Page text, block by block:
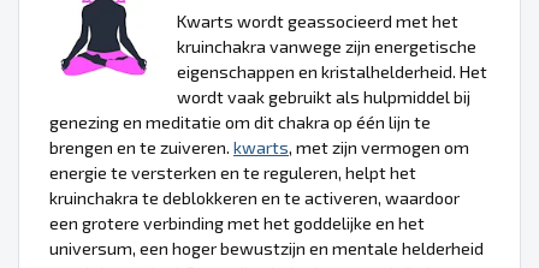
Kwarts wordt geassocieerd met het
kruinchakra vanwege zijn energetische
eigenschappen en kristalhelderheid. Het
wordt vaak gebruikt als hulpmiddel bij
genezing en meditatie om dit chakra op één lijn te
brengen en te zuiveren. kwarts, met zijn vermogen om
energie te versterken en te reguleren, helpt het
kruinchakra te deblokkeren en te activeren, waardoor
een grotere verbinding met het goddelijke en het
universum, een hoger bewustzijn en mentale helderheid